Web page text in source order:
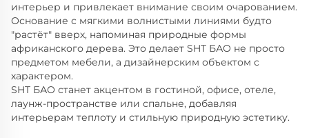
интерьер и привлекает внимание своим очарованием.
Основание с мягкими волнистыми линиями будто
"растёт" вверх, напоминая природные формы
африканского дерева. Это делает SHT БАО не просто
предметом мебели, а дизайнерским объектом с
характером.
SHT БАО станет акцентом в гостиной, офисе, отеле,
лаунж-пространстве или спальне, добавляя
интерьерам теплоту и стильную природную эстетику.